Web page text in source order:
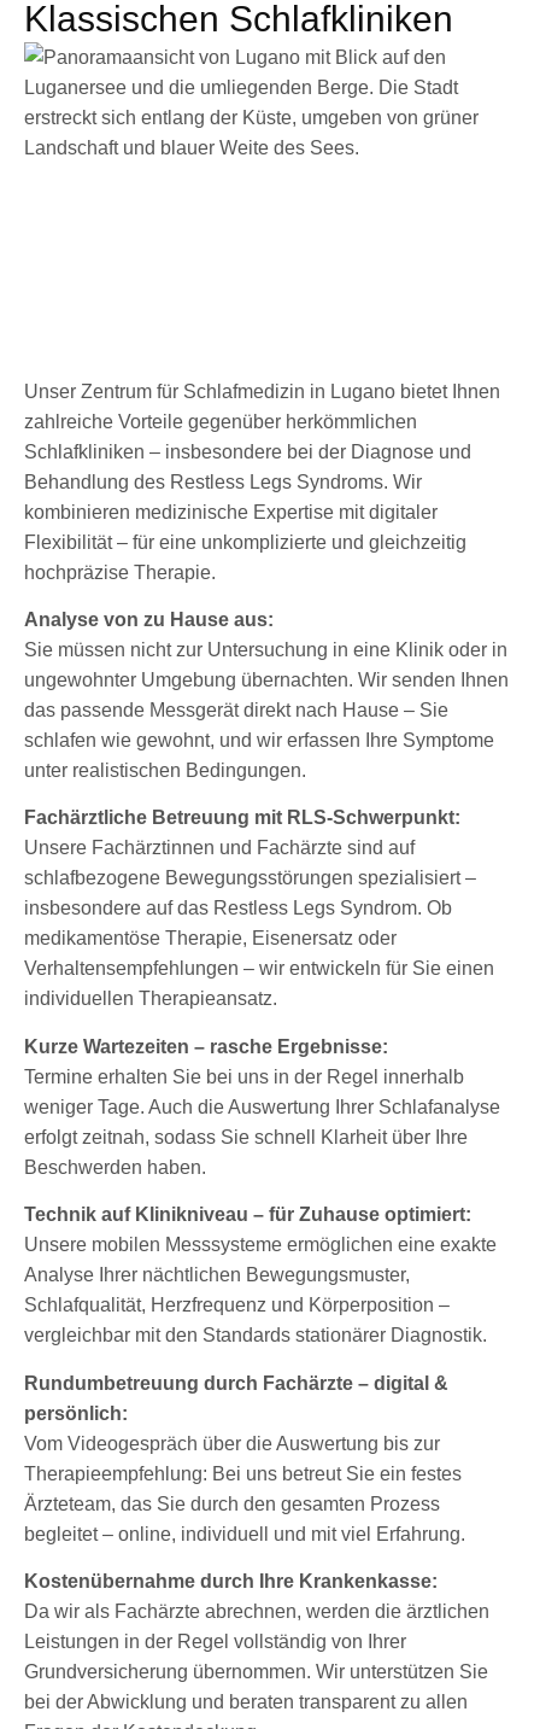
Klassischen Schlafkliniken
Unser Zentrum für Schlafmedizin in Lugano bietet Ihnen
zahlreiche Vorteile gegenüber herkömmlichen
Schlafkliniken – insbesondere bei der Diagnose und
Behandlung des Restless Legs Syndroms. Wir
kombinieren medizinische Expertise mit digitaler
Flexibilität – für eine unkomplizierte und gleichzeitig
hochpräzise Therapie.
Analyse von zu Hause aus:
Sie müssen nicht zur Untersuchung in eine Klinik oder in
ungewohnter Umgebung übernachten. Wir senden Ihnen
das passende Messgerät direkt nach Hause – Sie
schlafen wie gewohnt, und wir erfassen Ihre Symptome
unter realistischen Bedingungen.
Fachärztliche Betreuung mit RLS-Schwerpunkt:
Unsere Fachärztinnen und Fachärzte sind auf
schlafbezogene Bewegungsstörungen spezialisiert –
insbesondere auf das Restless Legs Syndrom. Ob
medikamentöse Therapie, Eisenersatz oder
Verhaltensempfehlungen – wir entwickeln für Sie einen
individuellen Therapieansatz.
Kurze Wartezeiten – rasche Ergebnisse:
Termine erhalten Sie bei uns in der Regel innerhalb
weniger Tage. Auch die Auswertung Ihrer Schlafanalyse
erfolgt zeitnah, sodass Sie schnell Klarheit über Ihre
Beschwerden haben.
Technik auf Klinikniveau – für Zuhause optimiert:
Unsere mobilen Messsysteme ermöglichen eine exakte
Analyse Ihrer nächtlichen Bewegungsmuster,
Schlafqualität, Herzfrequenz und Körperposition –
vergleichbar mit den Standards stationärer Diagnostik.
Rundumbetreuung durch Fachärzte – digital &
persönlich:
Vom Videogespräch über die Auswertung bis zur
Therapieempfehlung: Bei uns betreut Sie ein festes
Ärzteteam, das Sie durch den gesamten Prozess
begleitet – online, individuell und mit viel Erfahrung.
Kostenübernahme durch Ihre Krankenkasse:
Da wir als Fachärzte abrechnen, werden die ärztlichen
Leistungen in der Regel vollständig von Ihrer
Grundversicherung übernommen. Wir unterstützen Sie
bei der Abwicklung und beraten transparent zu allen